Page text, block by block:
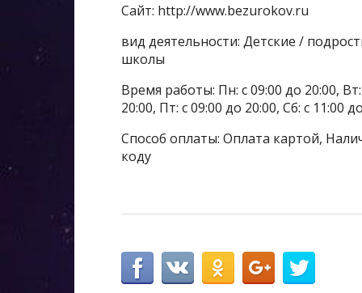
Сайт: http://www.bezurokov.ru
вид деятельности: Детские /
школы
Время работы: Пн: с 09:00 до 20:00,
20:00, Пт: с 09:00 до 20:00, Сб: с 11:00
Способ оплаты: Оплата картой,
коду